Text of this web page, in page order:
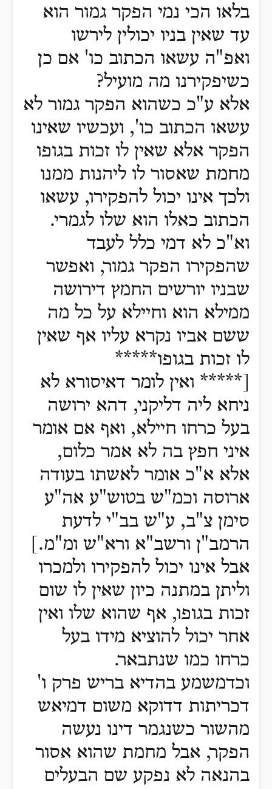
בלאו הכי נמי הפקר גמור הוא
עד שאין בניו יכולין לירשו
ואפ"ה עשאו הכתוב כו' אם כן
כשיפקירנו מה מועיל?
אלא ע"כ כשהוא הפקר גמור לא
עשאו הכתוב כו', ועכשיו שאינו
הפקר אלא שאין לו זכות בגופו
מחמת שאסור לו ליהנות ממנו
ולכך אינו יכול להפקירו, עשאו
הכתוב כאלו הוא שלו לגמרי.
וא"כ לא דמי כלל לעבד
שהפקירו הפקר גמור, ואפשר
שבניו יורשים החמץ דירושה
ממילא הוא וחיילא על כל מה
ששם אביו נקרא עליו אף שאין
לו זכות בגופו*****
[***** ואין לומר דאיסורא לא
ניחא ליה דליקני, דהא ירושה
בעל כרחו חיילא, ואף אם אומר
איני חפץ בה לא אמר כלום,
אלא א"כ אומר לאשתו בעודה
ארוסה וכמ"ש בטוש"ע אה"ע
סימן צ"ב, ע"ש בב"י לדעת
הרמב"ן ורשב"א ורא"ש ומ"מ.]
אבל אינו יכול להפקירו ולמכרו
וליתן במתנה כיון שאין לו שום
זכות בגופו, אף שהוא שלו ואין
אחר יכול להוציא מידו בעל
כרחו כמו שנתבאר.
וכדמשמע בהדיא בריש פרק ו'
דכריתות דדוקא משום דמיאש
מהשור כשנגמר דינו נעשה
הפקר, אבל מחמת שהוא אסור
בהנאה לא נפקע שם הבעלים